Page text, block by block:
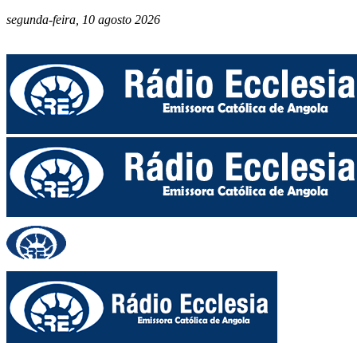
segunda-feira, 10 agosto 2026